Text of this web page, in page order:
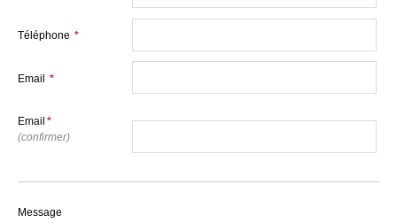
Téléphone *
Email *
Email *
(confirmer)
Message